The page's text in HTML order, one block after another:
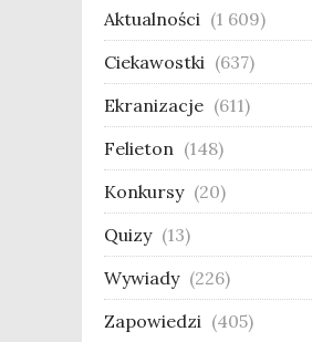
Aktualności (1 609)
Ciekawostki (637)
Ekranizacje (611)
Felieton (148)
Konkursy (20)
Quizy (13)
Wywiady (226)
Zapowiedzi (405)